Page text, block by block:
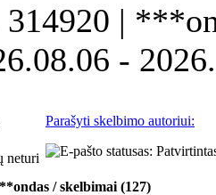
|
-
neturi
Parašyti skelbimo autoriui:
/ skelbimai (127)